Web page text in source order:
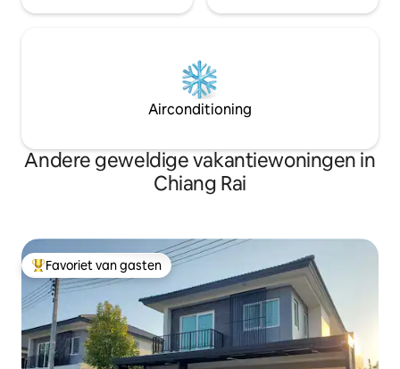
Airconditioning
Andere geweldige vakantiewoningen in
Chiang Rai
Topfavoriet van gasten
Favoriet van gasten